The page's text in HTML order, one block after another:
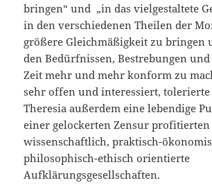
bringen“ und „in das vielgestaltete
in den verschiedenen Theilen der
größere Gleichmäßigkeit zu bringen
den Bedürfnissen, Bestrebungen
Zeit mehr und mehr konform zu
sehr offen und interessiert,
Theresia außerdem eine lebendige
einer gelockerten Zensur
wissenschaftlich, praktisch-
philosophisch-ethisch orientierte
Aufklärungsgesellschaften.